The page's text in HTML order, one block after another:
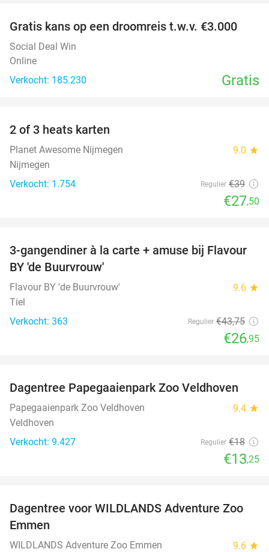
Gratis kans op een droomreis t.w.v. €3.000
Social Deal Win
Online
Verkocht: 185.230
Gratis
2 of 3 heats karten
Planet Awesome Nijmegen 9.0 star
Nijmegen
Verkocht: 1.754
Regulier €39
€27,50
38%
3-gangendiner à la carte + amuse bij Flavour
BY 'de Buurvrouw'
Flavour BY 'de Buurvrouw' 9.6 star
Tiel
Verkocht: 363
Regulier €43,75
€26,95
26%
Dagentree Papegaaienpark Zoo Veldhoven
Papegaaienpark Zoo Veldhoven 9.4 star
Veldhoven
Verkocht: 9.427
Regulier €18
€13,25
24%
Dagentree voor WILDLANDS Adventure Zoo
Emmen
WILDLANDS Adventure Zoo Emmen 9.6 star